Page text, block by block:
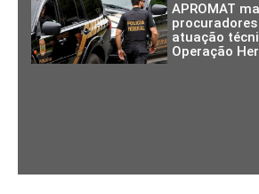
APROMAT
atuação
Operação